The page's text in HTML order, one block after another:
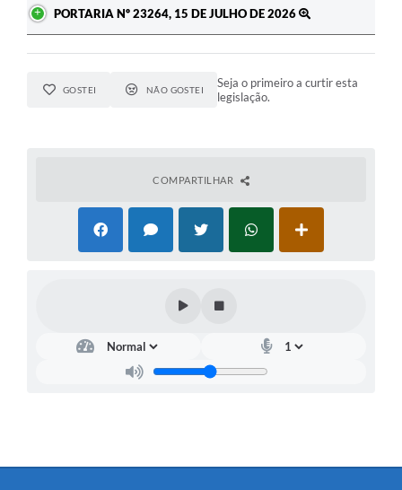
PORTARIA Nº 23264, 15 DE JULHO DE 2026
GOSTEI NÃO GOSTEI
Seja o primeiro a curtir esta
legislação.
COMPARTILHAR